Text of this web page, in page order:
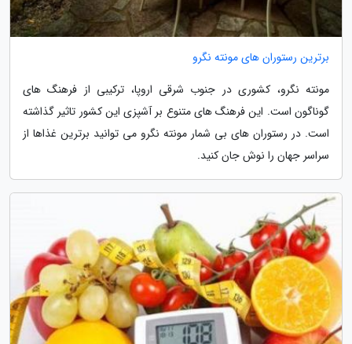
برترین رستوران های مونته نگرو
مونته نگرو، کشوری در جنوب شرقی اروپا، ترکیبی از فرهنگ های
گوناگون است. این فرهنگ های متنوع بر آشپزی این کشور تاثیر گذاشته
است. در رستوران های بی شمار مونته نگرو می توانید برترین غذاها از
سراسر جهان را نوش جان کنید.